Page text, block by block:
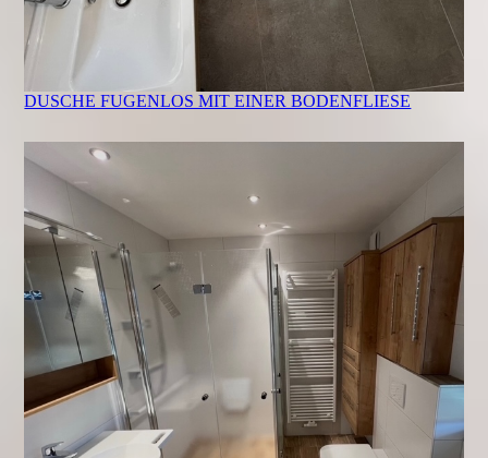
DUSCHE FUGENLOS MIT EINER BODENFLIESE